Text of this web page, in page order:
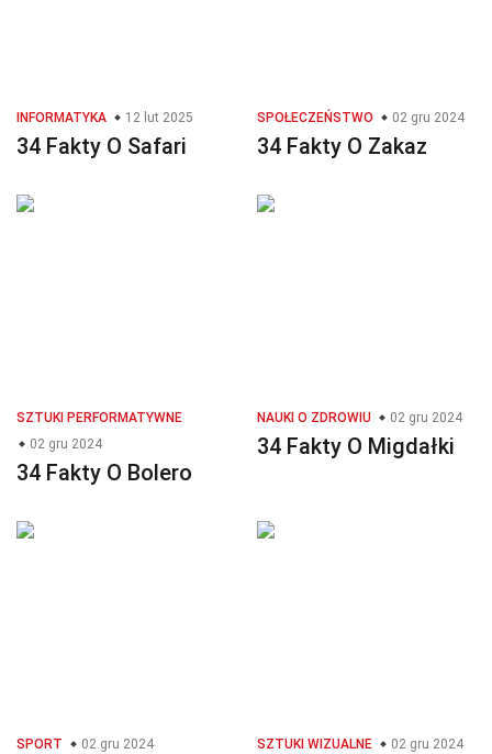
INFORMATYKA 12 lut 2025
34 Fakty O Safari
SPOŁECZEŃSTWO 02 gru 2024
34 Fakty O Zakaz
SZTUKI PERFORMATYWNE
02 gru 2024
34 Fakty O Bolero
NAUKI O ZDROWIU 02 gru 2024
34 Fakty O Migdałki
SPORT 02 gru 2024 SZTUKI WIZUALNE 02 gru 2024